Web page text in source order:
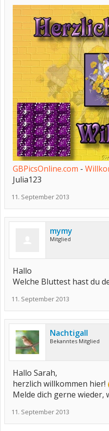
GBPicsOnline.com -
Julia123
11. September 2013
mymy
Mitglied
Hallo
Welche Bluttest hast du
11. September 2013
Nachtigall
Bekanntes Mitglied
Hallo Sarah,
herzlich willkommen hier!
Melde dich gerne wieder,
11. September 2013